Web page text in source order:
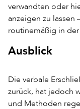
verwandten oder
anzeigen zu
routinemäßig in
Ausblick
Die verbale
zurück, hat jedoch
und Methoden